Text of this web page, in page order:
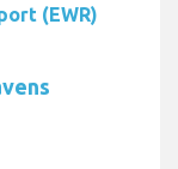
(EWR)